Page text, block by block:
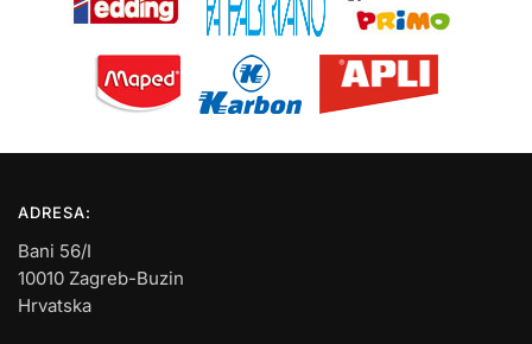
ADRESA:
Bani 56/I
10010 Zagreb-Buzin
Hrvatska